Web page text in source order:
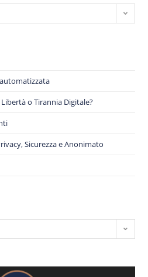
o Tirannia Digitale?
Sicurezza e Anonimato